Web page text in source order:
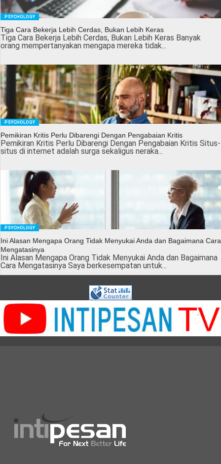
PSYCHOLOGY
Tiga Cara Bekerja Lebih Cerdas, Bukan Lebih Keras
Tiga Cara Bekerja Lebih Cerdas, Bukan Lebih Keras Banyak
orang mempertanyakan mengapa mereka tidak...
PSYCHOLOGY
Pemikiran Kritis Perlu Dibarengi Dengan Pengabaian Kritis
Pemikiran Kritis Perlu Dibarengi Dengan Pengabaian Kritis Situs-
situs di internet adalah surga sekaligus neraka...
PSYCHOLOGY
Ini Alasan Mengapa Orang Tidak Menyukai Anda dan Bagaimana Cara
Mengatasinya
Ini Alasan Mengapa Orang Tidak Menyukai Anda dan Bagaimana
Cara Mengatasinya Saya berkesempatan untuk...